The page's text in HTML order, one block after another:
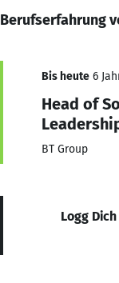
Berufserfahrung
Bis heute 6
Head of
BT Group
Logg